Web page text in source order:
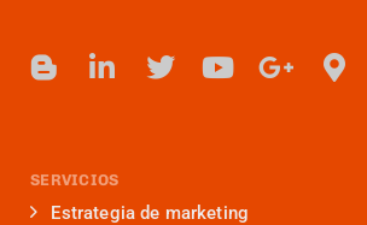
SERVICIOS
Estrategia de marketing